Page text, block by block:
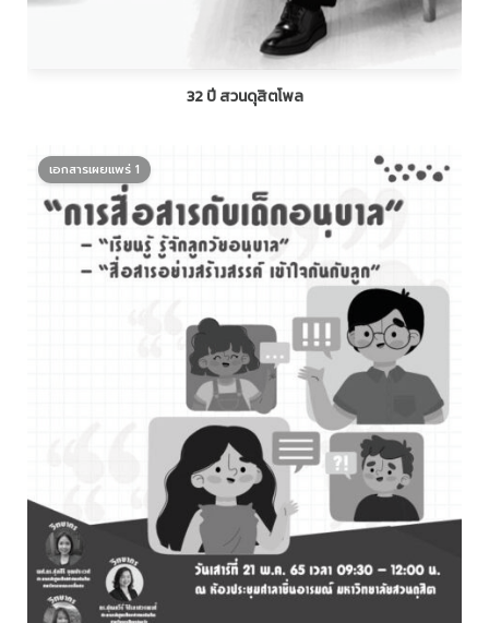
32 ปี สวนดุสิตโพล
เอกสารเผยแพร่ 1